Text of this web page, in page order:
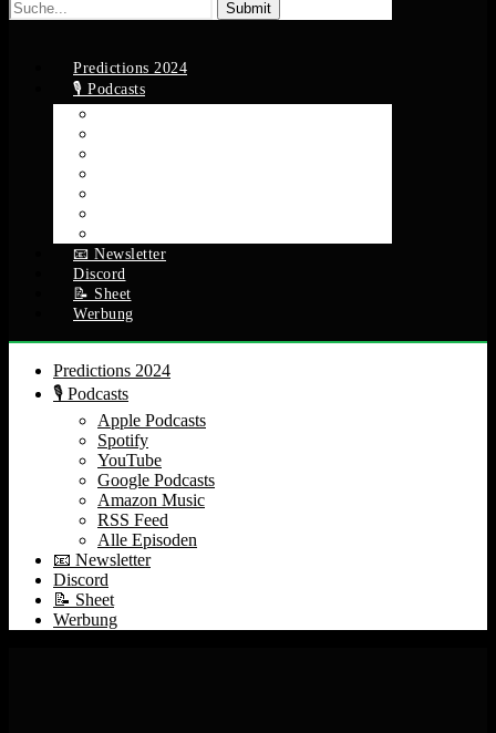
Suche
nach:
Predictions 2024
🎙️ Podcasts
📧 Newsletter
Discord
📝 Sheet
Werbung
Predictions 2024
🎙️ Podcasts
Apple Podcasts
Spotify
YouTube
Google Podcasts
Amazon Music
RSS Feed
Alle Episoden
📧 Newsletter
Discord
📝 Sheet
Werbung